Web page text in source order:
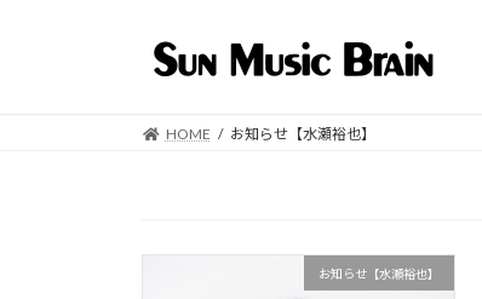
HOME お知らせ【水瀬裕也】
お知らせ【水瀬裕也】